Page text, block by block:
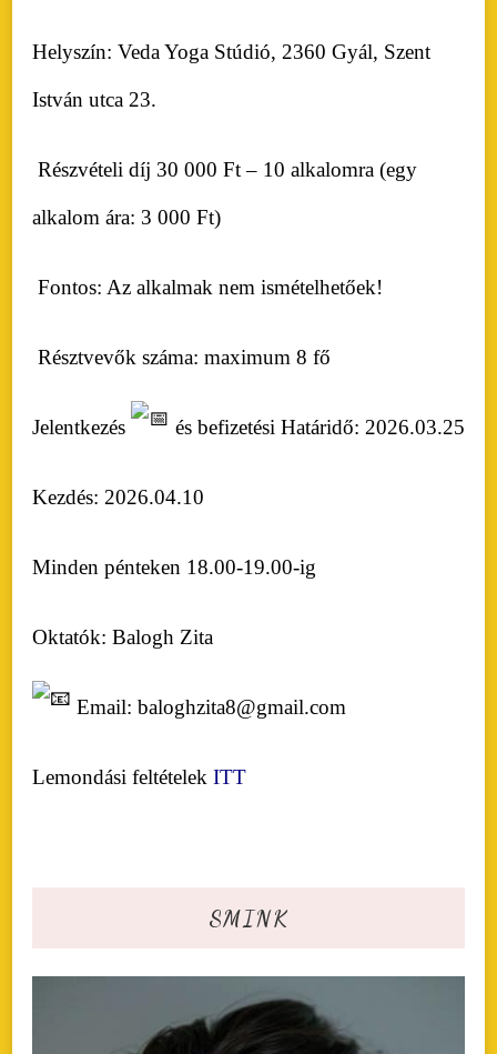
Helyszín: Veda Yoga Stúdió, 2360 Gyál, Szent
István utca 23.
Részvételi díj 30 000 Ft – 10 alkalomra (egy
alkalom ára: 3 000 Ft)
Fontos: Az alkalmak nem ismételhetőek!
Résztvevők száma: maximum 8 fő
Jelentkezés és befizetési Határidő: 2026.03.25
Kezdés: 2026.04.10
Minden pénteken 18.00-19.00-ig
Oktatók: Balogh Zita
Email: baloghzita8@gmail.com
Lemondási feltételek ITT
SMINK